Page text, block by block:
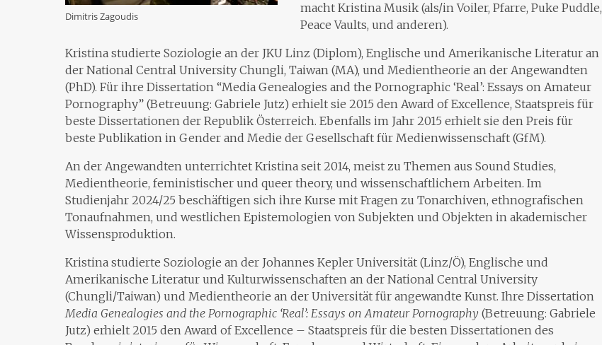
Dimitris Zagoudis
macht Kristina Musik (als/in Voiler, Pfarre, Puke Puddle,
Peace Vaults, und anderen).
Kristina studierte Soziologie an der JKU Linz (Diplom), Englische und Amerikanische Literatur an
der National Central University Chungli, Taiwan (MA), und Medientheorie an der Angewandten
(PhD). Für ihre Dissertation “Media Genealogies and the Pornographic ‘Real’: Essays on Amateur
Pornography” (Betreuung: Gabriele Jutz) erhielt sie 2015 den Award of Excellence, Staatspreis für
beste Dissertationen der Republik Österreich. Ebenfalls im Jahr 2015 erhielt sie den Preis für
beste Publikation in Gender and Medie der Gesellschaft für Medienwissenschaft (GfM).
An der Angewandten unterrichtet Kristina seit 2014, meist zu Themen aus Sound Studies,
Medientheorie, feministischer und queer theory, und wissenschaftlichem Arbeiten. Im
Studienjahr 2024/25 beschäftigen sich ihre Kurse mit Fragen zu Tonarchiven, ethnografischen
Tonaufnahmen, und westlichen Epistemologien von Subjekten und Objekten in akademischer
Wissensproduktion.
Kristina studierte Soziologie an der Johannes Kepler Universität (Linz/Ö), Englische und
Amerikanische Literatur und Kulturwissenschaften an der National Central University
(Chungli/Taiwan) und Medientheorie an der Universität für angewandte Kunst. Ihre Dissertation
Media Genealogies and the Pornographic ‘Real’: Essays on Amateur Pornography (Betreuung: Gabriele
Jutz) erhielt 2015 den Award of Excellence – Staatspreis für die besten Dissertationen des